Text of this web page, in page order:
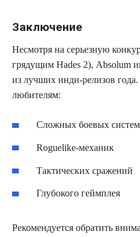
Заключение
Несмотря на серьезную
грядущим Hades 2), Absolum
из лучших инди-релизов
любителям:
Сложных боевых систем
Roguelike-механик
Тактических сражений
Глубокого геймплея
Рекомендуется обратить